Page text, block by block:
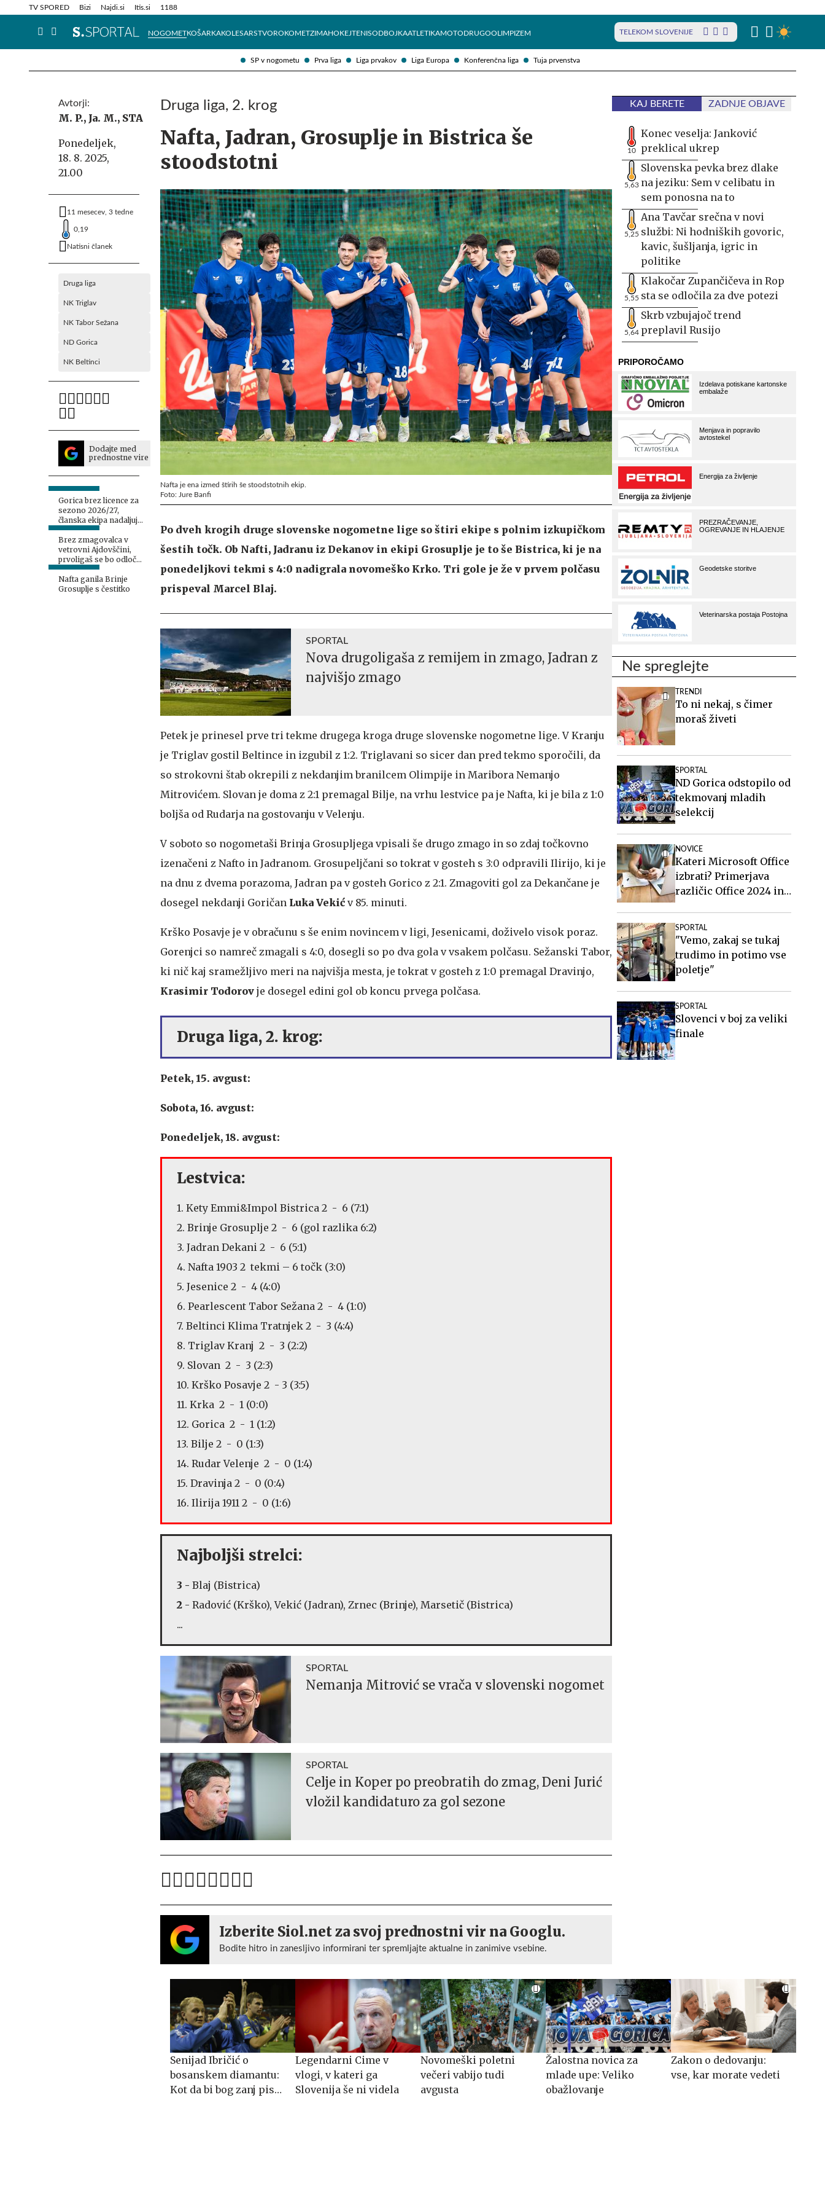
SP v nogometu Prva liga Liga prvakov Liga Europa Konferenčna liga Tuja prvenstva
TV SPORED Bizi Najdi.si Itis.si 1188
NOGOMETKOŠARKAKOLESARSTVOROKOMETZIMAHOKEJTENISODBOJKAATLETIKAMOTODRUGOOLIMPIZEM TELEKOM SLOVENIJE
Info in obvestila Tehnik
Avtorji:
M. P., Ja. M., STA
Ponedeljek,
18. 8. 2025,
21.00
11 mesecev, 3 tedne
0,19
Natisni članek
Druga liga
NK Triglav
NK Tabor Sežana
ND Gorica
NK Beltinci
Dodajte med
prednostne vire
Gorica brez licence za
sezono 2026/27,
članska ekipa nadaljuje
na amaterski osnovi
Brez zmagovalca v
vetrovni Ajdovščini,
prvoligaš se bo odločal
v Lendavi
Nafta ganila Brinje
Grosuplje s čestitko
Druga liga, 2. krog
Nafta, Jadran, Grosuplje in Bistrica še
stoodstotni
Nafta je ena izmed štirih še stoodstotnih ekip.
Foto: Jure Banfi
Po dveh krogih druge slovenske nogometne lige so štiri ekipe s polnim izkupičkom
šestih točk. Ob Nafti, Jadranu iz Dekanov in ekipi Grosuplje je to še Bistrica, ki je na
ponedeljkovi tekmi s 4:0 nadigrala novomeško Krko. Tri gole je že v prvem polčasu
prispeval Marcel Blaj.
SPORTAL
Nova drugoligaša z remijem in zmago, Jadran z
najvišjo zmago
Petek je prinesel prve tri tekme drugega kroga druge slovenske nogometne lige. V Kranju
je Triglav gostil Beltince in izgubil z 1:2. Triglavani so sicer dan pred tekmo sporočili, da
so strokovni štab okrepili z nekdanjim branilcem Olimpije in Maribora Nemanjo
Mitrovićem. Slovan je doma z 2:1 premagal Bilje, na vrhu lestvice pa je Nafta, ki je bila z 1:0
boljša od Rudarja na gostovanju v Velenju.
V soboto so nogometaši Brinja Grosupljega vpisali še drugo zmago in so zdaj točkovno
izenačeni z Nafto in Jadranom. Grosupeljčani so tokrat v gosteh s 3:0 odpravili Ilirijo, ki je
na dnu z dvema porazoma, Jadran pa v gosteh Gorico z 2:1. Zmagoviti gol za Dekančane je
dosegel nekdanji Goričan Luka Vekić v 85. minuti.
Krško Posavje je v obračunu s še enim novincem v ligi, Jesenicami, doživelo visok poraz.
Gorenjci so namreč zmagali s 4:0, dosegli so po dva gola v vsakem polčasu. Sežanski Tabor,
ki nič kaj sramežljivo meri na najvišja mesta, je tokrat v gosteh z 1:0 premagal Dravinjo,
Krasimir Todorov je dosegel edini gol ob koncu prvega polčasa.
Druga liga, 2. krog:
Petek, 15. avgust:
Sobota, 16. avgust:
Ponedeljek, 18. avgust:
Lestvica:
1. Kety Emmi&Impol Bistrica 2 - 6 (7:1)
2. Brinje Grosuplje 2 - 6 (gol razlika 6:2)
3. Jadran Dekani 2 - 6 (5:1)
4. Nafta 1903 2 tekmi – 6 točk (3:0)
5. Jesenice 2 - 4 (4:0)
6. Pearlescent Tabor Sežana 2 - 4 (1:0)
7. Beltinci Klima Tratnjek 2 - 3 (4:4)
8. Triglav Kranj 2 - 3 (2:2)
9. Slovan 2 - 3 (2:3)
10. Krško Posavje 2 - 3 (3:5)
11. Krka 2 - 1 (0:0)
12. Gorica 2 - 1 (1:2)
13. Bilje 2 - 0 (1:3)
14. Rudar Velenje 2 - 0 (1:4)
15. Dravinja 2 - 0 (0:4)
16. Ilirija 1911 2 - 0 (1:6)
Najboljši strelci:
3 - Blaj (Bistrica)
2 - Radović (Krško), Vekić (Jadran), Zrnec (Brinje), Marsetič (Bistrica)
...
SPORTAL
Nemanja Mitrović se vrača v slovenski nogomet
SPORTAL
Celje in Koper po preobratih do zmag, Deni Jurić
vložil kandidaturo za gol sezone
Izberite Siol.net za svoj prednostni vir na Googlu.
Bodite hitro in zanesljivo informirani ter spremljajte aktualne in zanimive vsebine.
KAJ BERETE ZADNJE OBJAVE
10
Konec veselja: Janković
preklical ukrep
5,63
Slovenska pevka brez dlake
na jeziku: Sem v celibatu in
sem ponosna na to
5,25
Ana Tavčar srečna v novi
službi: Ni hodniških govoric,
kavic, šušljanja, igric in
politike
5,55
Klakočar Zupančičeva in Rop
sta se odločila za dve potezi
5,64
Skrb vzbujajoč trend
preplavil Rusijo
Ne spreglejte
TRENDI
To ni nekaj, s čimer
moraš živeti
SPORTAL
ND Gorica odstopilo od
tekmovanj mladih
selekcij
NOVICE
Kateri Microsoft Office
izbrati? Primerjava
različic Office 2024 in
SPORTAL
"Vemo, zakaj se tukaj
trudimo in potimo vse
poletje"
SPORTAL
Slovenci v boj za veliki
finale
Senijad Ibričić o
bosanskem diamantu:
Kot da bi bog zanj pisal
Legendarni Cime v
vlogi, v kateri ga
Slovenija še ni videla
Novomeški poletni
večeri vabijo tudi
avgusta
Žalostna novica za
mlade upe: Veliko
obažlovanje
Zakon o dedovanju:
vse, kar morate vedeti